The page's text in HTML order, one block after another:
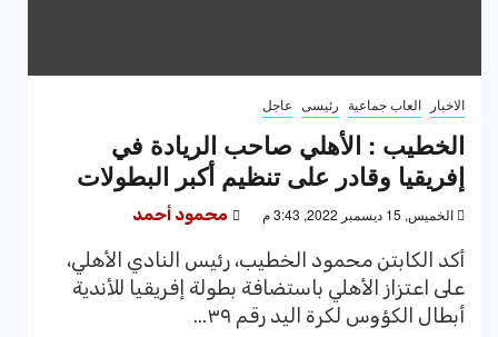
الاخبار العاب جماعية رئيسى عاجل
الخطيب : الأهلي صاحب الريادة في
إفريقيا وقادر على تنظيم أكبر البطولات
الخميس, 15 ديسمبر 2022, 3:43 م محمود أحمد
أكد الكابتن محمود الخطيب، رئيس النادي الأهلي،
على اعتزاز الأهلي باستضافة بطولة إفريقيا للأندية
أبطال الكؤوس لكرة اليد رقم ٣٩...